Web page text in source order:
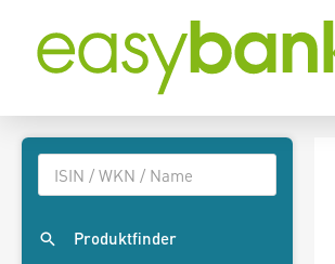
Produktfinder